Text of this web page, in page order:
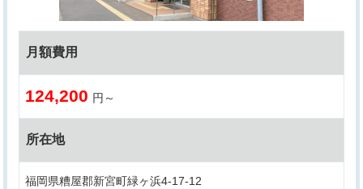
月額費用
124,200 円～
所在地
福岡県糟屋郡新宮町緑ヶ浜4-17-12